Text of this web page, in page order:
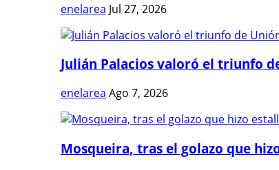
enelarea Jul 27, 2026
Julián Palacios valoró el triunfo
enelarea Ago 7, 2026
Mosqueira, tras el golazo que